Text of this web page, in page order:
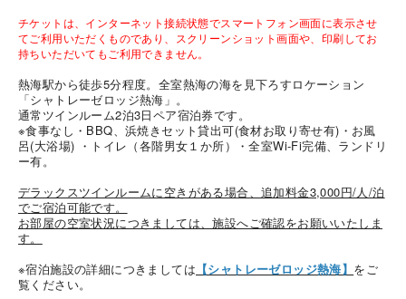
チケットは、インターネット接続状態でスマートフォン画面に表示させ
てご利用いただくものであり、スクリーンショット画面や、印刷してお
持ちいただいてもご利用できません。
熱海駅から徒歩5分程度。全室熱海の海を見下ろすロケーション
「シャトレーゼロッジ熱海」。
通常ツインルーム2泊3日ペア宿泊券です。
※食事なし・BBQ、浜焼きセット貸出可(食材お取り寄せ有)・お風
呂(大浴場) ・トイレ（各階男女１か所）・全室Wi-Fi完備、ランドリ
ー有。
デラックスツインルームに空きがある場合、追加料金3,000円/人/泊
でご宿泊可能です。
お部屋の空室状況につきましては、施設へご確認をお願いいたしま
す。
※宿泊施設の詳細につきましては 【シャトレーゼロッジ熱海】 をご
覧ください。
海外 Overseas shops
Indonesia
Singapore